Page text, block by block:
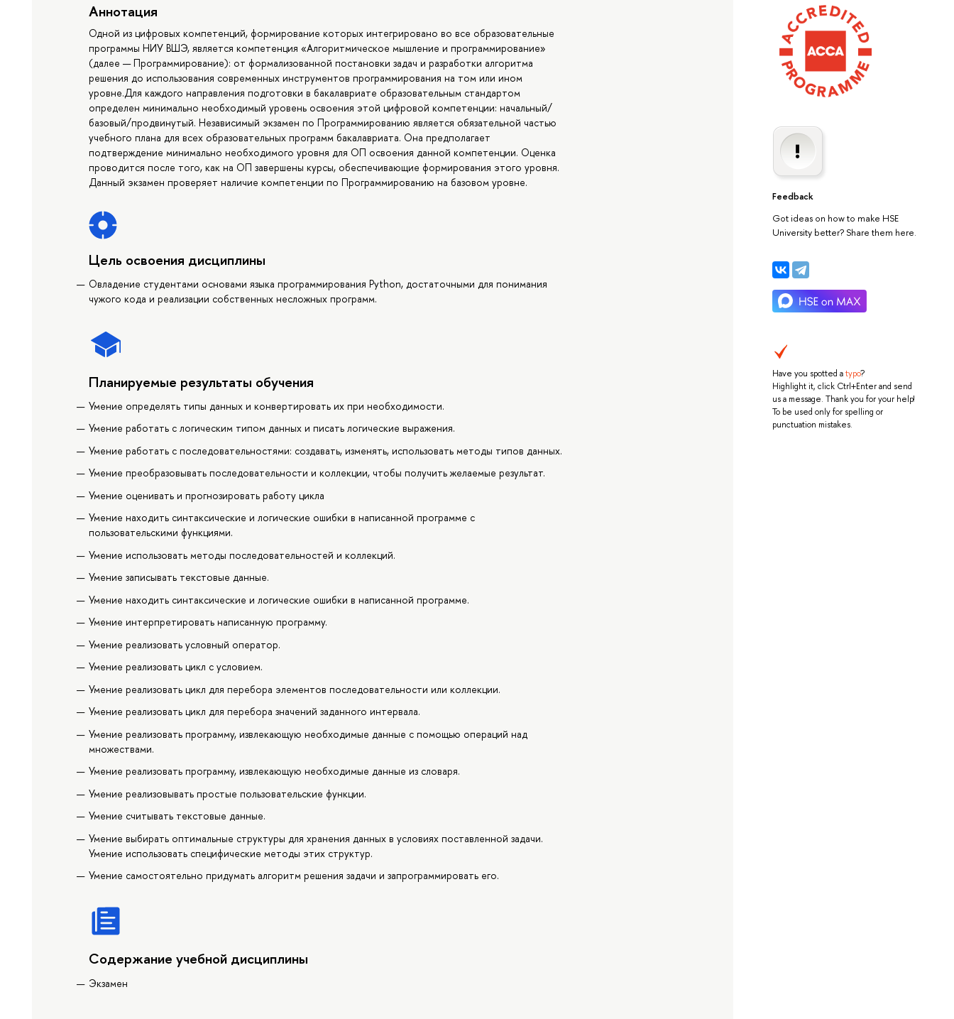
Feedback
Got ideas on how to make HSE
University better? Share them here.
Have you spotted atypo?
Highlight it, click Ctrl+Enter and send
us a message. Thank you for your help!
To be used only for spelling or
punctuation mistakes.
Аннотация
Одной из цифровых компетенций, формирование которых интегрировано во все образовательные
программы НИУ ВШЭ, является компетенция «Алгоритмическое мышление и программирование»
(далее — Программирование): от формализованной постановки задач и разработки алгоритма
решения до использования современных инструментов программирования на том или ином
уровне.Для каждого направления подготовки в бакалавриате образовательным стандартом
определен минимально необходимый уровень освоения этой цифровой компетенции: начальный/
базовый/продвинутый. Независимый экзамен по Программированию является обязательной частью
учебного плана для всех образовательных программ бакалавриата. Она предполагает
подтверждение минимально необходимого уровня для ОП освоения данной компетенции. Оценка
проводится после того, как на ОП завершены курсы, обеспечивающие формирования этого уровня.
Данный экзамен проверяет наличие компетенции по Программированию на базовом уровне.
Цель освоения дисциплины
Овладение студентами основами языка программирования Python, достаточными для понимания
чужого кода и реализации собственных несложных программ.
Планируемые результаты обучения
Умение определять типы данных и конвертировать их при необходимости.
Умение работать с логическим типом данных и писать логические выражения.
Умение работать с последовательностями: создавать, изменять, использовать методы типов данных.
Умение преобразовывать последовательности и коллекции, чтобы получить желаемые результат.
Умение оценивать и прогнозировать работу цикла
Умение находить синтаксические и логические ошибки в написанной программе с
пользовательскими функциями.
Умение использовать методы последовательностей и коллекций.
Умение записывать текстовые данные.
Умение находить синтаксические и логические ошибки в написанной программе.
Умение интерпретировать написанную программу.
Умение реализовать условный оператор.
Умение реализовать цикл с условием.
Умение реализовать цикл для перебора элементов последовательности или коллекции.
Умение реализовать цикл для перебора значений заданного интервала.
Умение реализовать программу, извлекающую необходимые данные с помощью операций над
множествами.
Умение реализовать программу, извлекающую необходимые данные из словаря.
Умение реализовывать простые пользовательские функции.
Умение считывать текстовые данные.
Умение выбирать оптимальные структуры для хранения данных в условиях поставленной задачи.
Умение использовать специфические методы этих структур.
Умение самостоятельно придумать алгоритм решения задачи и запрограммировать его.
Содержание учебной дисциплины
Экзамен